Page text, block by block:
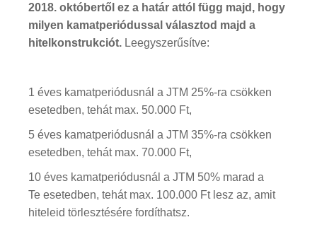
2018. októbertől ez a határ attól függ majd, hogy
milyen kamatperiódussal választod majd a
hitelkonstrukciót. Leegyszerűsítve:
1 éves kamatperiódusnál a JTM 25%-ra csökken
esetedben, tehát max. 50.000 Ft,
5 éves kamatperiódusnál a JTM 35%-ra csökken
esetedben, tehát max. 70.000 Ft,
10 éves kamatperiódusnál a JTM 50% marad a
Te esetedben, tehát max. 100.000 Ft lesz az, amit
hiteleid törlesztésére fordíthatsz.